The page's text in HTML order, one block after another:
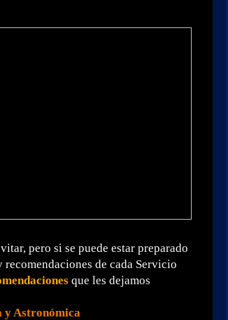
pero si se puede estar preparado
de cada Servicio
que les dejamos
y Astronómica